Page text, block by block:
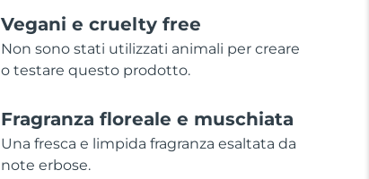
Vegani e cruelty free
Non sono stati utilizzati animali per creare
o testare questo prodotto.
Fragranza floreale e muschiata
Una fresca e limpida fragranza esaltata da
note erbose.